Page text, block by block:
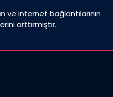
ve internet bağlantılarının
arttırmıştır.